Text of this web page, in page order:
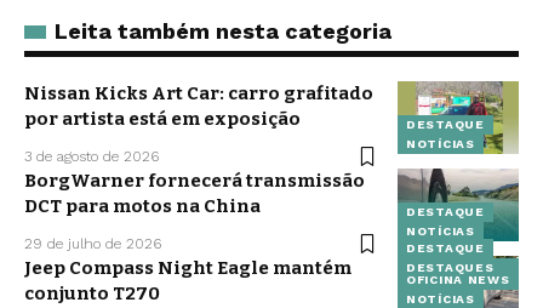
Leita também nesta categoria
DESTAQUE
NOTÍCIAS
Nissan Kicks Art Car: carro grafitado
por artista está em exposição
3 de agosto de 2026
DESTAQUE
NOTÍCIAS
BorgWarner fornecerá transmissão
DCT para motos na China
29 de julho de 2026
DESTAQUE
DESTAQUES
OFICINA NEWS
NOTÍCIAS
Jeep Compass Night Eagle mantém
conjunto T270